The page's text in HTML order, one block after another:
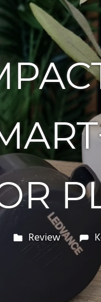
Review